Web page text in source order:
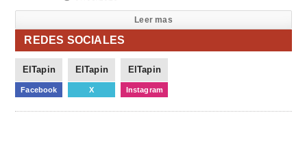
Leer mas
REDES SOCIALES
ElTapin
Facebook
ElTapin
X
ElTapin
Instagram